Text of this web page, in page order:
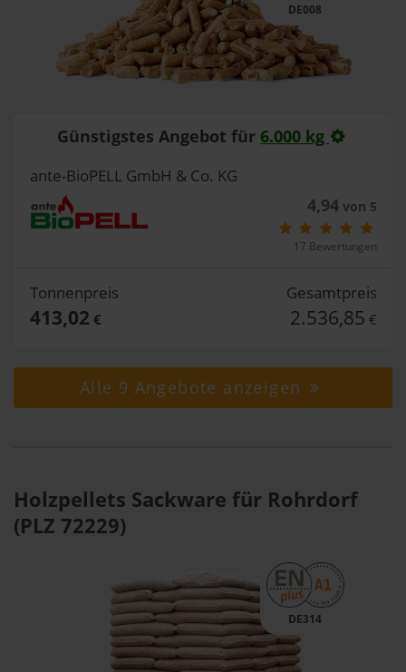
DE008
Günstigstes Angebot für 6.000 kg
ante-BioPELL GmbH & Co. KG
4,94von 5
17 Bewertungen
Tonnenpreis
413,02 €
Gesamtpreis
2.536,85 €
Alle 9 Angebote anzeigen
Holzpellets Sackware für Rohrdorf
(PLZ 72229)
DE314